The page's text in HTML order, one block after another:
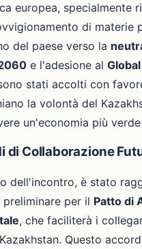
europea, specialmente
di materie
del paese verso la
e l'adesione al
stati accolti con
la volontà del
un'economia più
di Collaborazione
dell'incontro, è stato
per il Patto di
, che faciliterà i
Questo